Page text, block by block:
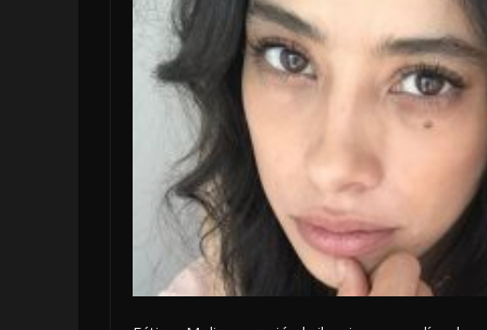
OPINIÓN
TOP TEN DEL
7 agosto, 2026